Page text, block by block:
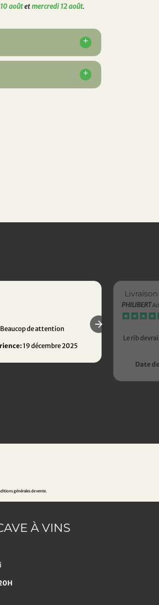
aoûtetmercredi 12 août.
de attention
19 décembre 2025
PHILIBERT
Le rib
Date
générales de vente.
À VINS